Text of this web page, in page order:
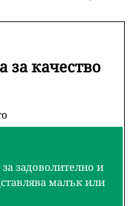
за качество
задоволително и
малък или